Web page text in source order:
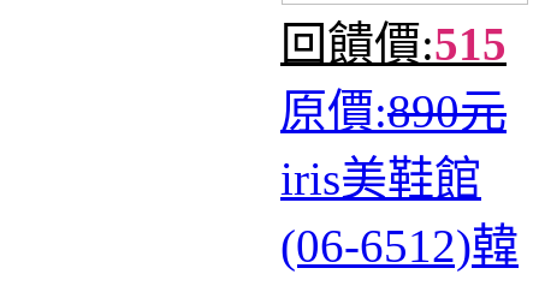
回饋價:515
原價:890元
iris美鞋館
(06-6512)韓